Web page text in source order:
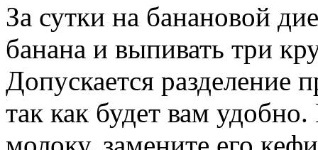
За сутки на банановой
банана и выпивать три
Допускается разделение
так как будет вам